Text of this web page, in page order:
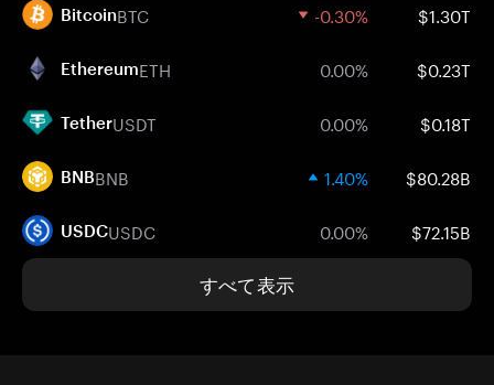
BitcoinBTC -0.30% $1.30T
EthereumETH 0.00% $0.23T
TetherUSDT 0.00% $0.18T
BNBBNB 1.40% $80.28B
USDCUSDC 0.00% $72.15B
すべて表示